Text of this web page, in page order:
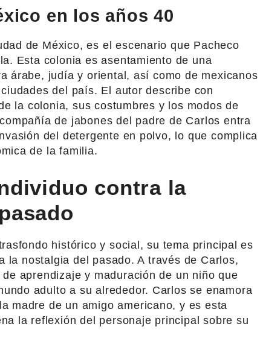
en los años 40
de México, es el escenario que Pacheco
Esta colonia es asentamiento de una
árabe, judía y oriental, así como de mexicanos
del país. El autor describe con
la colonia, sus costumbres y los modos de
de jabones del padre de Carlos entra
del detergente en polvo, lo que complica
de la familia.
contra la
histórico y social, su tema principal es
la nostalgia del pasado. A través de Carlos,
aprendizaje y maduración de un niño que
adulto a su alrededor. Carlos se enamora
madre de un amigo americano, y es esta
la reflexión del personaje principal sobre su